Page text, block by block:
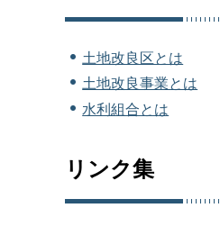
土地改良区とは
土地改良事業とは
水利組合とは
リンク集